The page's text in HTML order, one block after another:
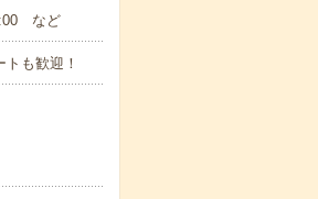
など
も歓迎！